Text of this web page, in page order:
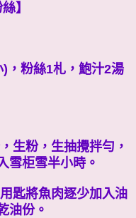
】
，粉絲1札，鮑汁2湯
生粉，生抽攪拌勻，
雪柜雪半小時。
匙將魚肉逐少加入油
油份。